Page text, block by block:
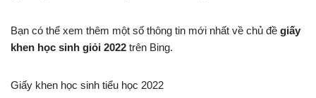
Bạn có thể xem thêm một số thông tin mới nhất về chủ đề giấy
khen học sinh giỏi 2022 trên Bing.
Giấy khen học sinh tiểu học 2022